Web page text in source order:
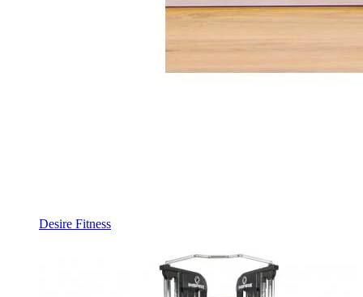
Desire Fitness